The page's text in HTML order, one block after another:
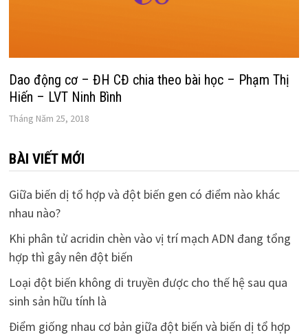
Dao động cơ – ĐH CĐ chia theo bài học – Phạm Thị
Hiến – LVT Ninh Bình
Tháng Năm 25, 2018
BÀI VIẾT MỚI
Giữa biến dị tổ hợp và đột biến gen có điểm nào khác
nhau nào?
Khi phân tử acridin chèn vào vị trí mạch ADN đang tổng
hợp thì gây nên đột biến
Loại đột biến không di truyền được cho thế hệ sau qua
sinh sản hữu tính là
Điểm giống nhau cơ bản giữa đột biến và biến dị tổ hợp